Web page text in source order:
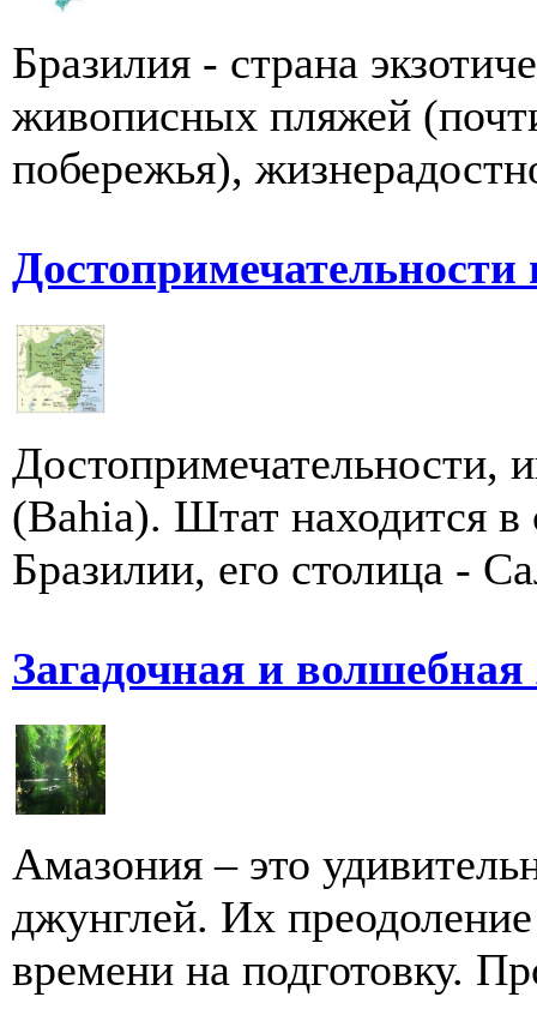
Бразилия - страна
живописных пляжей
побережья),
Достопримечательности,
(Bahia). Штат находится в
Бразилии, его столица -
Загадочная и
Амазония – это
джунглей. Их
времени на подготовку.